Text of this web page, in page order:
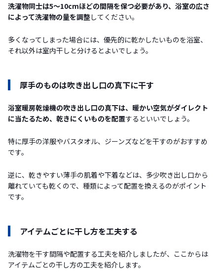
洗濯物同士は5〜10cmほどの間隔を保つ必要があり、浴室の広さ
によって洗濯物の量を調整してください。
多くなってしまった場合には、優先的に乾かしたいものを浴室、
それ以外は室内干しと分けるとよいでしょう。
厚手のものは吹き出し口の真下に干す
浴室暖房乾燥機の吹き出し口の真下は、暖かい空気がダイレクト
に当たるため、乾きにくいものを配置するといいでしょう。
特に厚手の洋服やバスタオル、ジーンズなどを干すのがおすすめ
です。
逆に、乾きやすい薄手の肌着や下着などは、多少吹き出し口から
離れていても乾くので、種類によって配置を換えるのがポイント
です。
アイテムごとに干し方を工夫する
洗濯物を干す間隔や配置する工夫を紹介しましたが、ここからは
アイテムごとの干し方の工夫を紹介します。